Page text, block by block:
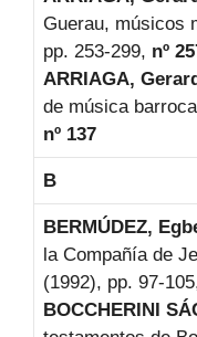
Guerau, músicos
pp. 253-299, nº
ARRIAGA,
de música
nº 137
B
BERMÚDEZ,
la Compañía de
(1992), pp. 97-
BOCCHERINI